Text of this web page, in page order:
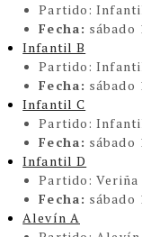
Partido:
Fecha: sábado
Infantil B
Partido:
Fecha: sábado
Infantil C
Partido:Infantil
Fecha: sábado
Infantil D
Partido:Veriña
Fecha: sábado
Alevín A